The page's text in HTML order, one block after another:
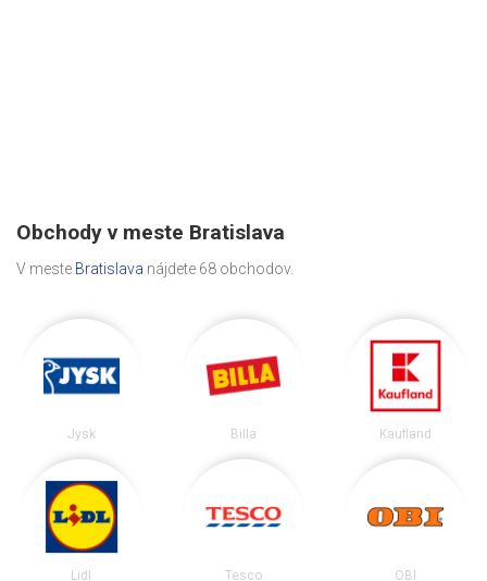
Obchody v meste Bratislava
V meste Bratislava nájdete 68 obchodov.
Jysk Billa Kaufland
Lidl Tesco OBI